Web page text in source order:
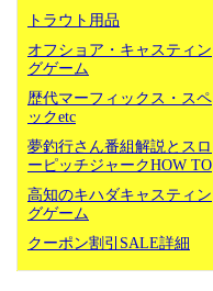
トラウト用品
オフショア・キャスティン
グゲーム
歴代マーフィックス・スペ
ックetc
夢釣行さん番組解説とスロ
ーピッチジャークHOW TO
高知のキハダキャスティン
グゲーム
クーポン割引SALE詳細